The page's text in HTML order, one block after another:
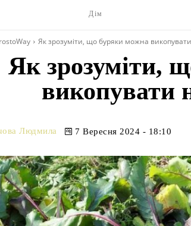
Дім
Як зрозуміти, що буряки можна
Як зрозуміти,
викопувати
Людмила 7 Вересня 2024 - 18:10